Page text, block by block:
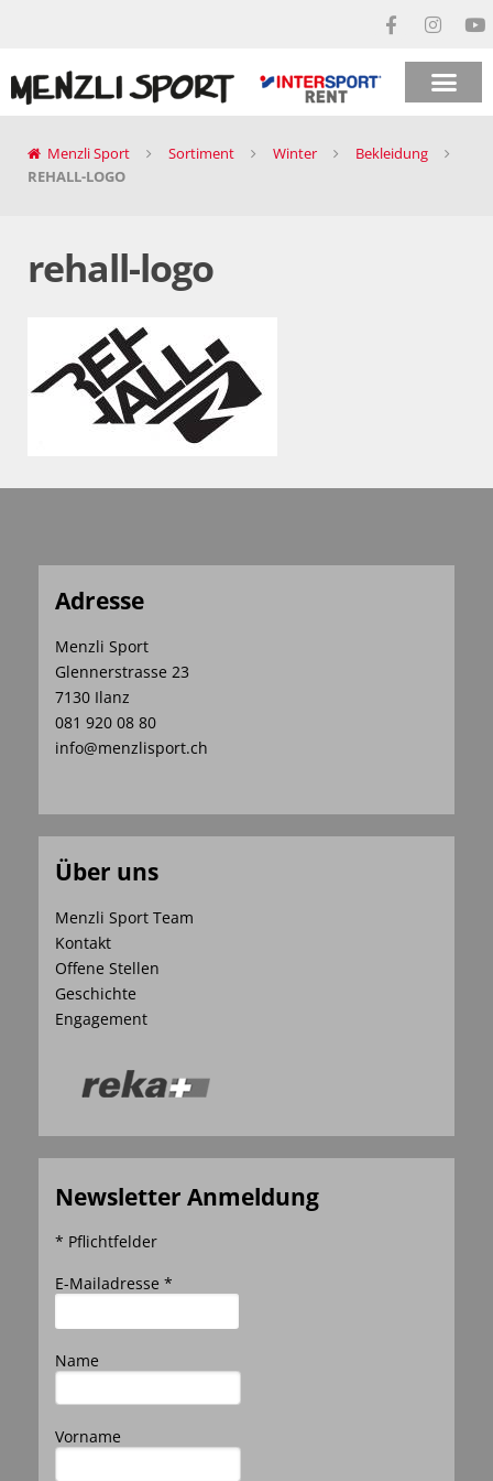
Menzli Sport Sortiment Winter
Bekleidung
REHALL-LOGO
rehall-logo
Adresse
Menzli Sport
Glennerstrasse 23
7130 Ilanz
081 920 08 80
info@menzlisport.ch
Über uns
Menzli Sport Team
Kontakt
Offene Stellen
Geschichte
Engagement
Newsletter Anmeldung
* Pflichtfelder
E-Mailadresse *
Name
Vorname